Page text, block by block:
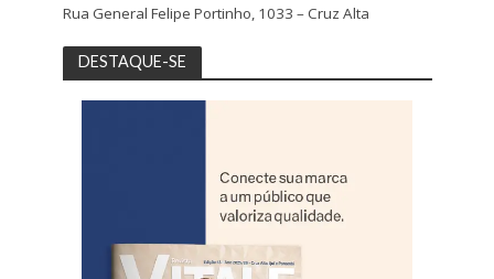
Rua General Felipe Portinho, 1033 – Cruz Alta
DESTAQUE-SE